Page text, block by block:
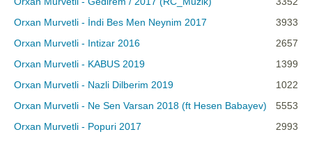
Orxan Murvetli - İndi Bes Men Neynim 2017
3933
Orxan Murvetli - Intizar 2016
2657
Orxan Murvetli - KABUS 2019
1399
Orxan Murvetli - Nazli Dilberim 2019
1022
Orxan Murvetli - Ne Sen Varsan 2018 (ft Hesen Babayev)
5553
Orxan Murvetli - Popuri 2017
2993